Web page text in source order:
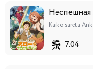
Kaiko sareta
7.04